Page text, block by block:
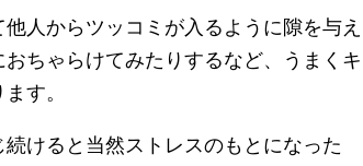
人からツッコミが入るように隙を与え
ちゃらけてみたりするなど、うまくキ
す。
けると当然ストレスのもとになった